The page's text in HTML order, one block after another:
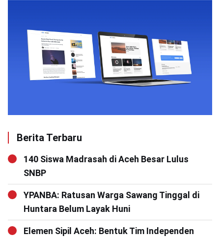
Berita Terbaru
140 Siswa Madrasah di Aceh Besar Lulus
SNBP
YPANBA: Ratusan Warga Sawang Tinggal di
Huntara Belum Layak Huni
Elemen Sipil Aceh: Bentuk Tim Independen